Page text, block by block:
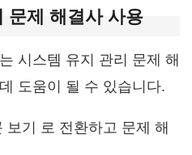
문제 해결사 사용
시스템 유지 관리 문제 해
도움이 될 수 있습니다.
기 로 전환하고 문제 해